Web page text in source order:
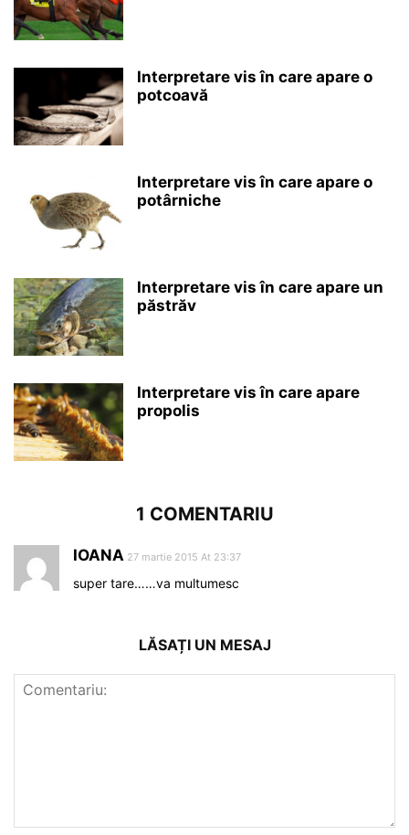
Interpretare vis în care apare o
potcoavă
Interpretare vis în care apare o
potârniche
Interpretare vis în care apare un
păstrăv
Interpretare vis în care apare
propolis
1 COMENTARIU
IOANA 27 martie 2015 At 23:37
super tare……va multumesc
LĂSAȚI UN MESAJ